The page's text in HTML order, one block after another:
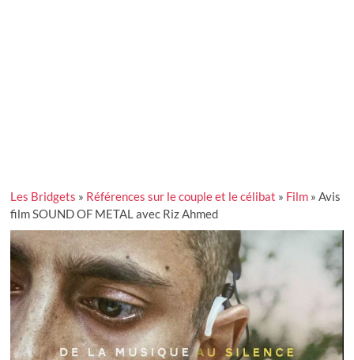
Les Bridgets » Références sur le couple et le célibat » Film »Avis
film SOUND OF METAL avec Riz Ahmed